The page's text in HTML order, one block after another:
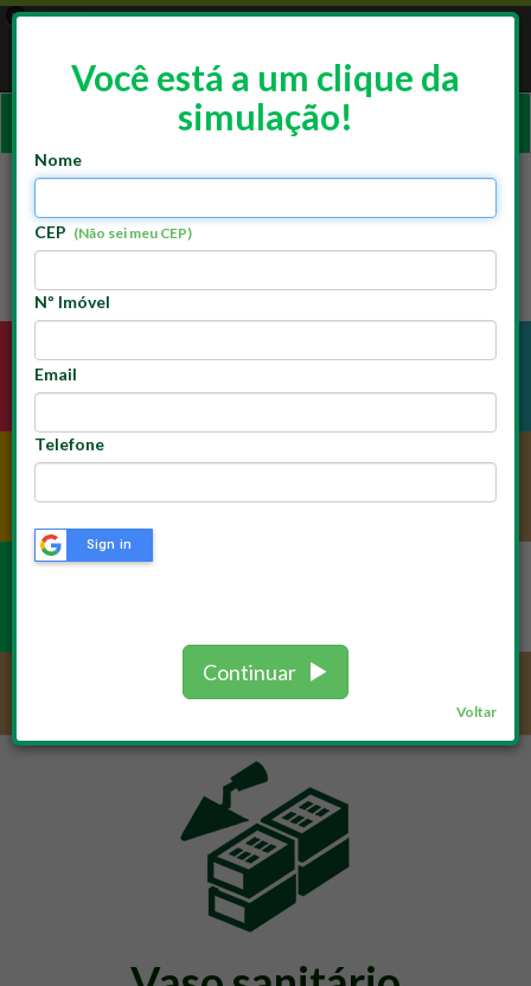
×
GRATUITO - Google Play
Alvenaria
Você está a um clique da
simulação!
Nome
CEP (Não sei meu CEP)
Nº Imóvel
Email
Telefone
Sign in
Continuar
Voltar